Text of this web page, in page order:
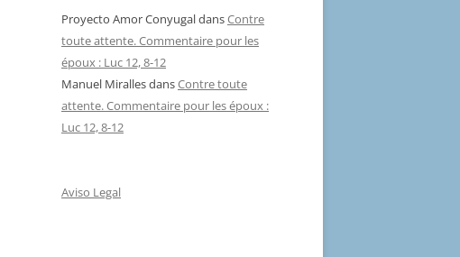
Proyecto Amor ConyugaldansContre
toute attente. Commentaire pour les
époux : Luc 12, 8-12
Manuel MirallesdansContre toute
attente. Commentaire pour les époux :
Luc 12, 8-12
Aviso Legal